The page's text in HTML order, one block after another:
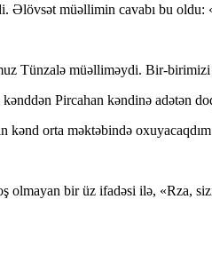
müəllimin cavabı bu oldu:
müəlliməydi. Bir-birimizi
Pircahan kəndinə adətən
orta məktəbində
bir üz ifadəsi ilə, «Rza,